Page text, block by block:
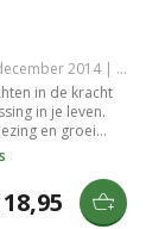
Nederlands | Paperback | 18 december 2014 | 251 pagina's | Basisbijbel | 9789074115902
in de kracht
in je leven.
en groei
op je
die op zoek is